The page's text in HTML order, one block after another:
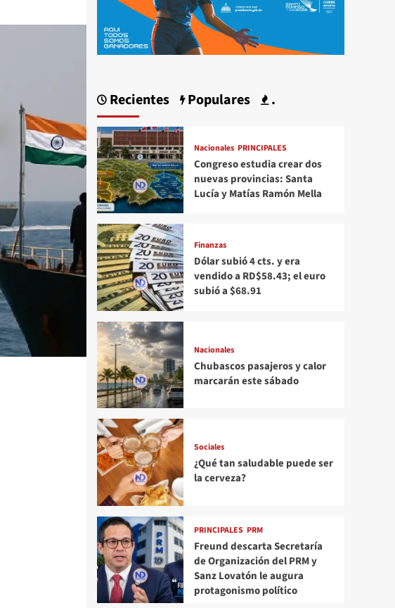
Recientes Populares .
Nacionales PRINCIPALES
Congreso estudia crear dos
nuevas provincias: Santa
Lucía y Matías Ramón Mella
Finanzas
Dólar subió 4 cts. y era
vendido a RD$58.43; el euro
subió a $68.91
Nacionales
Chubascos pasajeros y calor
marcarán este sábado
Sociales
¿Qué tan saludable puede ser
la cerveza?
PRINCIPALES PRM
Freund descarta Secretaría
de Organización del PRM y
Sanz Lovatón le augura
protagonismo político